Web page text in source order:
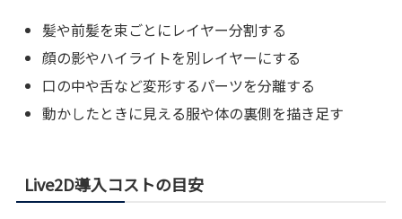
髪や前髪を束ごとにレイヤー分割する
顔の影やハイライトを別レイヤーにする
口の中や舌など変形するパーツを分離する
動かしたときに見える服や体の裏側を描き足す
Live2D導入コストの目安